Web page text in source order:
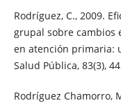
Rodríguez, C., 2009.
grupal sobre cambios
en atención primaria:
Salud Pública, 83(3),
Rodríguez Chamorro,